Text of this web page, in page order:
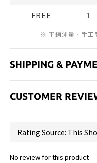
FREE 1
※ 平鋪測量、手工
SHIPPING &
CUSTOMER
No review for this product